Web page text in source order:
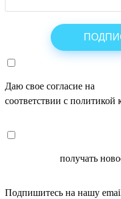
Даю свое согласие на
соответствии с политикой
получать
Подпишитесь на нашу